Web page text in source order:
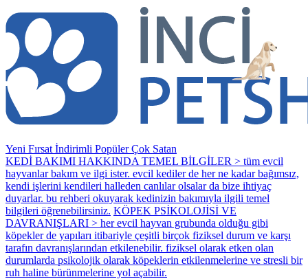
Yeni Fırsat İndirimli PopülerÇok Satan
KEDİ BAKIMI HAKKINDA TEMEL BİLGİLER > tüm evcil
hayvanlar bakım ve ilgi ister. evcil kediler de her ne kadar bağımsız,
kendi işlerini kendileri halleden canlılar olsalar da bize ihtiyaç
duyarlar. bu rehberi okuyarak kedinizin bakımıyla ilgili temel
bilgileri öğrenebilirsiniz. KÖPEK PSİKOLOJİSİ VE
DAVRANIŞLARI > her evcil hayvan grubunda olduğu gibi
köpekler de yapıları itibariyle çeşitli birçok fiziksel durum ve karşı
tarafın davranışlarından etkilenebilir. fiziksel olarak etken olan
durumlarda psikolojik olarak köpeklerin etkilenmelerine ve stresli bir
ruh haline bürünmelerine yol açabilir.